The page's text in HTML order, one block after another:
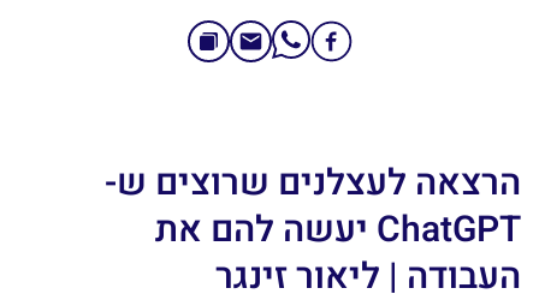
הרצאה לעצלנים שרוצים ש-
ChatGPT יעשה להם את
העבודה | ליאור זינגר